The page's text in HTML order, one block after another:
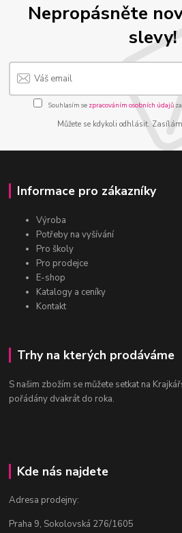
Nepropásněte
slevy!
Souhlasím se zpracováním osobních údajůza
Můžete se kdykoli odhlásit.
Informace pro zákazníky
Výroba
Potřeby na vyšívání
Pro školy
Pro prodejce
E-shop
Katalogy a ceníky
Kontakt
Trhy na kterých prodáváme
S našim zbožím se můžete setkat na
pořádány dvakrát do roka.
Kde nás najdete
Adresa prodejny:
Praha 9, Sokolovská 276/1605